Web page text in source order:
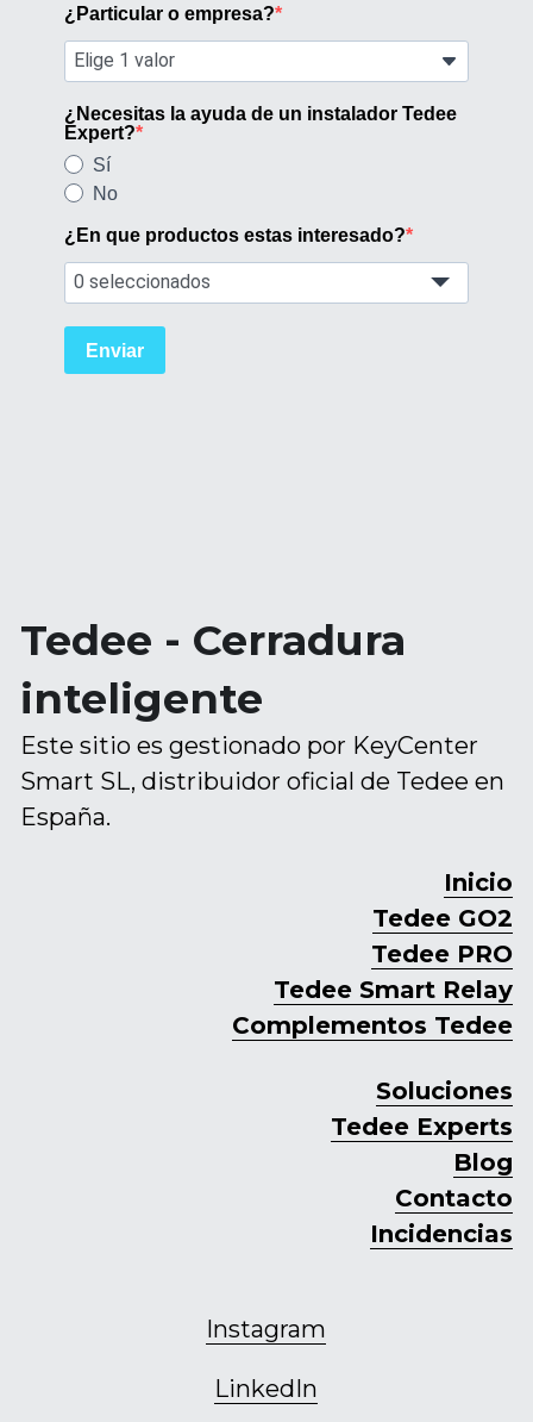
¿Particular o empresa?
¿Necesitas la ayuda de un instalador Tedee
Expert?
Sí
No
¿En que productos estas interesado?
0 seleccionados
Enviar
Tedee - Cerradura
inteligente
Este sitio es gestionado por KeyCenter
Smart SL, distribuidor oficial de Tedee en
España.
Inicio
Tedee GO2
Tedee PRO
Tedee Smart Relay
Complementos Tedee
Soluciones
Tedee Experts
Blog
Contacto
Incidencias
Instagram
LinkedIn